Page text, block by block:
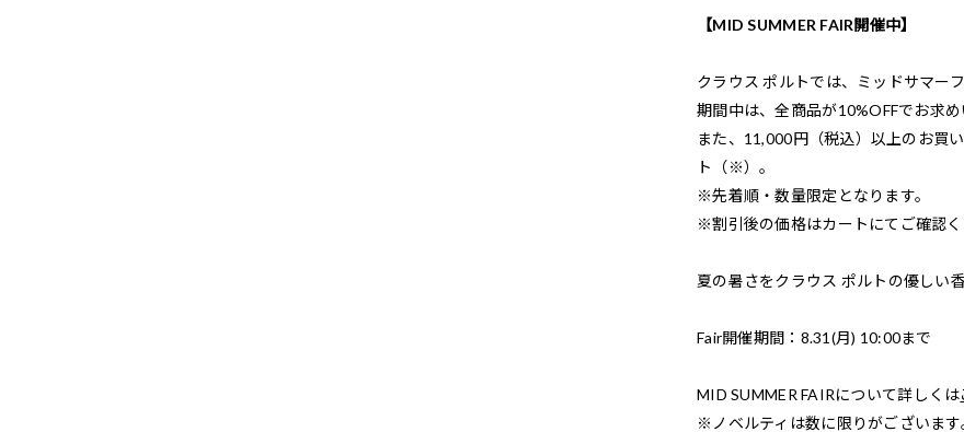
【MID SUMMER FAIR開催中】
クラウス ポルトでは、ミッドサマー
期間中は、全商品が10%OFFでお求め
また、11,000円（税込）以上のお買
ト（※）。
※先着順・数量限定となります。
※割引後の価格はカートにてご確認く
夏の暑さをクラウス ポルトの優しい
Fair開催期間：8.31(月) 10:00まで
MID SUMMER FAIRについて詳しくは
※ノベルティは数に限りがございま